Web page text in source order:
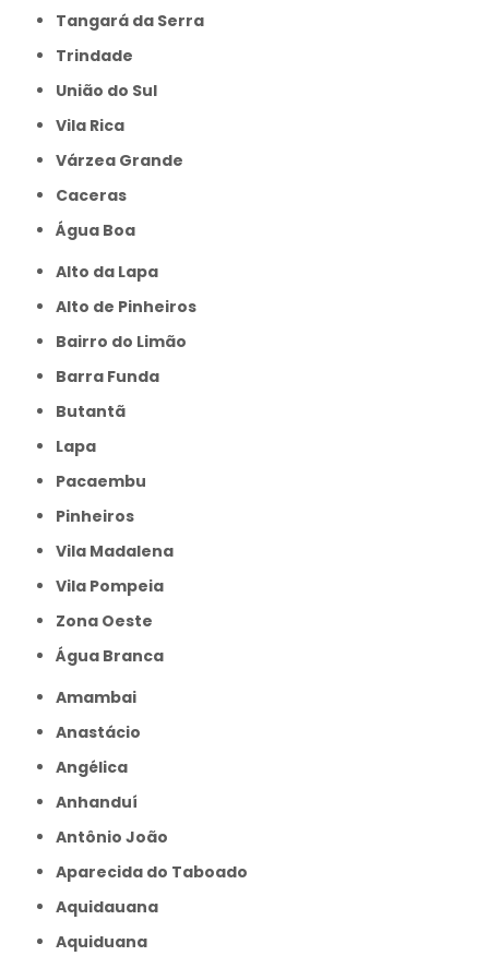
Tangará da Serra
Trindade
União do Sul
Vila Rica
Várzea Grande
caceras
Água Boa
Alto da Lapa
Alto de Pinheiros
Bairro do Limão
Barra Funda
Butantã
Lapa
Pacaembu
Pinheiros
Vila Madalena
Vila Pompeia
Zona Oeste
Água Branca
Amambai
Anastácio
Angélica
Anhanduí
Antônio João
Aparecida do Taboado
Aquidauana
Aquiduana